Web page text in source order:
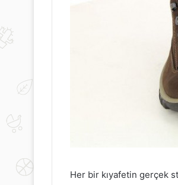
Her bir kıyafetin gerçek